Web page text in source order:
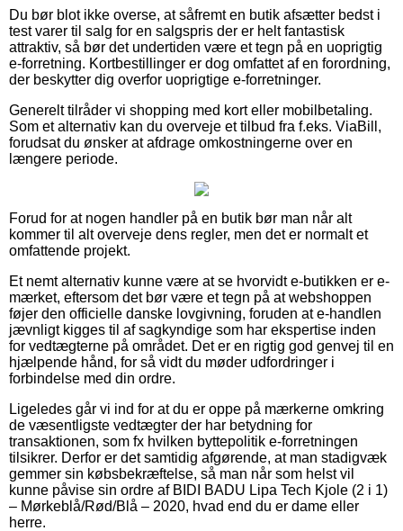
Du bør blot ikke overse, at såfremt en butik afsætter bedst i
test varer til salg for en salgspris der er helt fantastisk
attraktiv, så bør det undertiden være et tegn på en uoprigtig
e-forretning. Kortbestillinger er dog omfattet af en forordning,
der beskytter dig overfor uoprigtige e-forretninger.
Generelt tilråder vi shopping med kort eller mobilbetaling.
Som et alternativ kan du overveje et tilbud fra f.eks. ViaBill,
forudsat du ønsker at afdrage omkostningerne over en
længere periode.
Forud for at nogen handler på en butik bør man når alt
kommer til alt overveje dens regler, men det er normalt et
omfattende projekt.
Et nemt alternativ kunne være at se hvorvidt e-butikken er e-
mærket, eftersom det bør være et tegn på at webshoppen
føjer den officielle danske lovgivning, foruden at e-handlen
jævnligt kigges til af sagkyndige som har ekspertise inden
for vedtægterne på området. Det er en rigtig god genvej til en
hjælpende hånd, for så vidt du møder udfordringer i
forbindelse med din ordre.
Ligeledes går vi ind for at du er oppe på mærkerne omkring
de væsentligste vedtægter der har betydning for
transaktionen, som fx hvilken byttepolitik e-forretningen
tilsikrer. Derfor er det samtidig afgørende, at man stadigvæk
gemmer sin købsbekræftelse, så man når som helst vil
kunne påvise sin ordre af BIDI BADU Lipa Tech Kjole (2 i 1)
– Mørkeblå/Rød/Blå – 2020, hvad end du er dame eller
herre.